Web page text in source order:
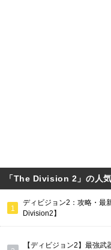
「The Division 2」の人
ディビジョン2：攻略・最
Division2】
【ディビジョン2】最強